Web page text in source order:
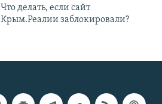
Что делать, если сайт
Крым.Реалии заблокировали?